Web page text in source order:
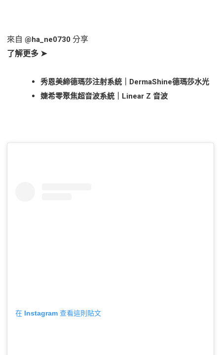
來自 @ha_ne0730 分享
了解更多 ➤
秀恩美締德瑪莎注射系統｜DermaShine德瑪莎水光
婕希零聚焦超音波系統｜Linear Z 音波
在 Instagram 查看這則貼文